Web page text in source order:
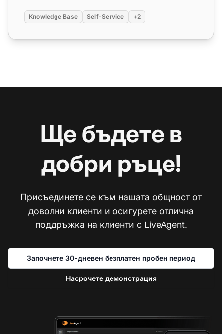
Knowledge Base Self-Service +2
Ще бъдете в
добри ръце!
Присъединете се към нашата общност от
доволни клиенти и осигурете отлична
поддръжка на клиенти с LiveAgent.
Започнете 30-дневен безплатен пробен период
Насрочете демонстрация